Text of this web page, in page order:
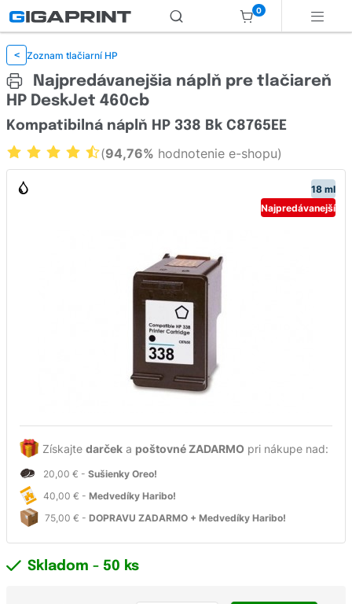
0
< Zoznam tlačiarní HP
Najpredávanejšia náplň pre tlačiareň
HP DeskJet 460cb
18 ml
Najpredávanejší
Získajte darček a poštovné ZADARMO pri nákupe nad:
20,00 € - Sušienky Oreo!
40,00 € - Medvedíky Haribo!
75,00 € - DOPRAVU ZADARMO + Medvedíky Haribo!
Kompatibilná náplň HP 338 Bk C8765EE
(94,76% hodnotenie e-shopu)
Skladom - 50 ks